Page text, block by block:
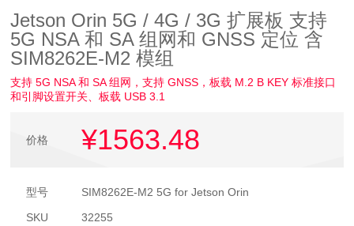
Jetson Orin 5G / 4G / 3G 扩展板 支持
5G NSA 和 SA 组网和 GNSS 定位 含
SIM8262E-M2 模组
支持 5G NSA 和 SA 组网，支持 GNSS，板载 M.2 B KEY 标准接口
和引脚设置开关、板载 USB 3.1
价格 ¥1563.48
型号
SIM8262E-M2 5G for Jetson Orin
SKU
32255